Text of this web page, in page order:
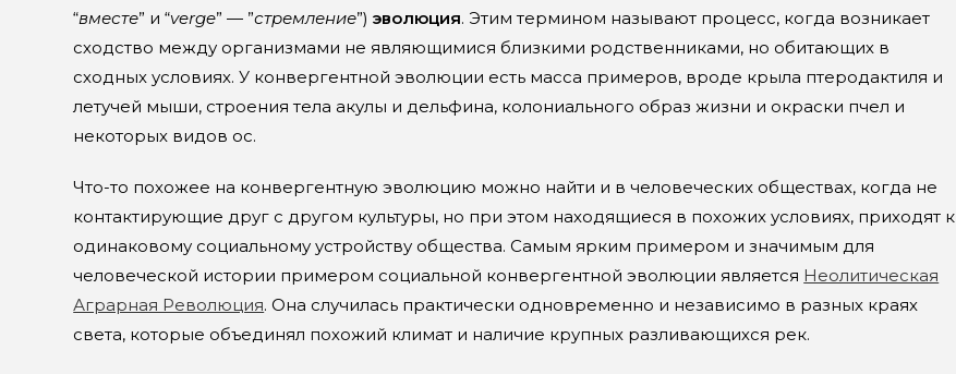
“вместе” и “verge” — ”стремление”)эволюция. Этим термином называют процесс, когда возникает
сходство между организмами не являющимися близкими родственниками, но обитающих в
сходных условиях. У конвергентной эволюции есть масса примеров, вроде крыла птеродактиля и
летучей мыши, строения тела акулы и дельфина, колониального образ жизни и окраски пчел и
некоторых видов ос.
Что-то похожее на конвергентную эволюцию можно найти и в человеческих обществах, когда не
контактирующие друг с другом культуры, но при этом находящиеся в похожих условиях, приходят к
одинаковому социальному устройству общества. Самым ярким примером и значимым для
человеческой истории примером социальной конвергентной эволюции является Неолитическая
Аграрная Революция. Она случилась практически одновременно и независимо в разных краях
света, которые объединял похожий климат и наличие крупных разливающихся рек.